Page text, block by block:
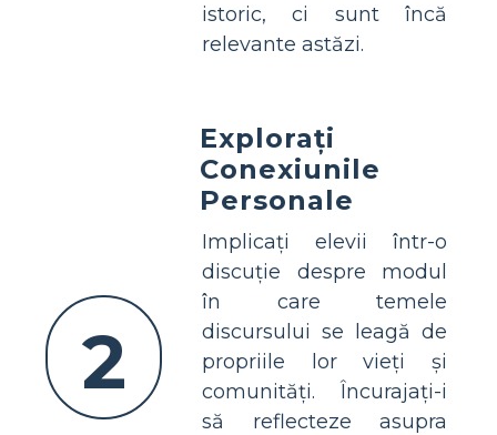
istoric, ci sunt încă
relevante astăzi.
2
Explorați
Conexiunile
Personale
Implicați elevii într-o
discuție despre modul
în care temele
discursului se leagă de
propriile lor vieți și
comunități. Încurajați-i
să reflecteze asupra